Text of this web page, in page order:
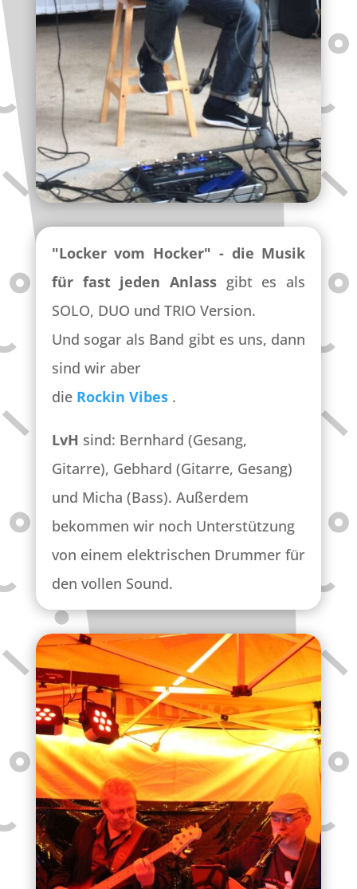
"Locker vom Hocker" - die Musik
für fast jeden Anlass gibt es als
SOLO, DUO und TRIO Version.
Und sogar als Band gibt es uns, dann
sind wir aber
die Rockin Vibes .
LvH sind: Bernhard (Gesang,
Gitarre), Gebhard (Gitarre, Gesang)
und Micha (Bass). Außerdem
bekommen wir noch Unterstützung
von einem elektrischen Drummer für
den vollen Sound.